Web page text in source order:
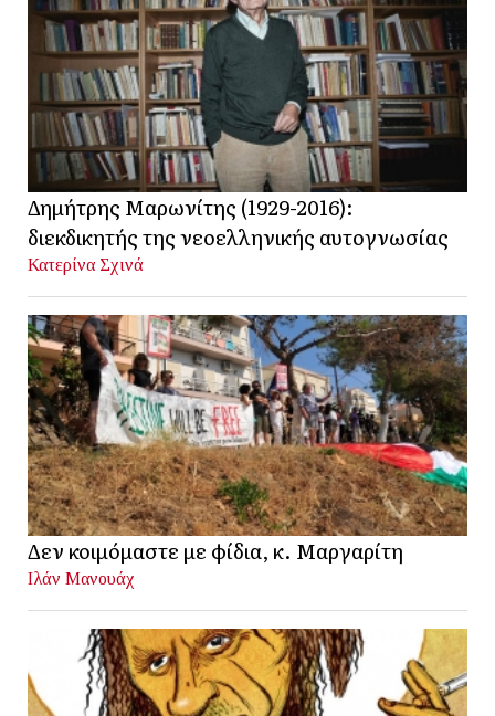
Δημήτρης Μαρωνίτης (1929-2016):
διεκδικητής της νεοελληνικής αυτογνωσίας
Κατερίνα Σχινά
Δεν κοιμόμαστε με φίδια, κ. Μαργαρίτη
Ιλάν Μανουάχ